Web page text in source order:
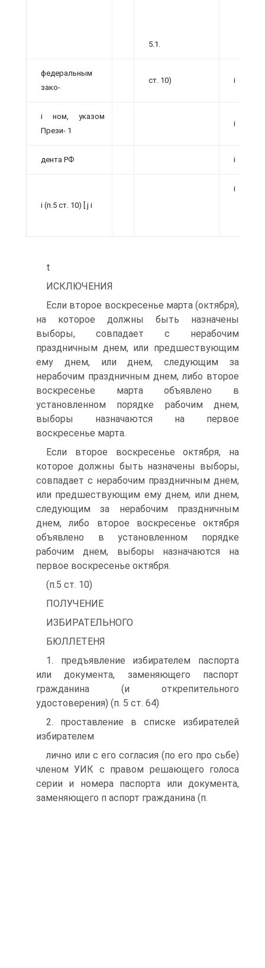
5.1.
федеральным
зако-
ст. 10) і
і ном, указом
Прези- 1
і
дента РФ і
і (п.5 ст. 10) [ j і
і
t
ИСКЛЮЧЕНИЯ
Если второе воскресенье марта (октября),
на которое должны быть назначены
выборы, совпадает с нерабочим
праздничным днем, или предшествующим
ему днем, или днем, следующим за
нерабочим праздничным днем, либо второе
воскресенье марта объявлено в
установленном порядке рабочим днем,
выборы назначаются на первое
воскресенье марта.
Если второе воскресенье октября, на
которое должны быть назначены выборы,
совпадает с нерабочим праздничным днем,
или предшествующим ему днем, или днем,
следующим за нерабочим праздничным
днем, либо второе воскресенье октября
объявлено в установленном порядке
рабочим днем, выборы назначаются на
первое воскресенье октября.
(п.5 ст. 10)
ПОЛУЧЕНИЕ
ИЗБИРАТЕЛЬНОГО
БЮЛЛЕТЕНЯ
1. предъявление избирателем паспорта
или документа, заменяющего паспорт
гражданина (и открепительного
удостоверения) (п. 5 ст. 64)
2. проставление в списке избирателей
избирателем
лично или с его согласия (по его про сьбе)
членом УИК с правом решающего голоса
серии и номера паспорта или документа,
заменяющего п аспорт гражданина (п.